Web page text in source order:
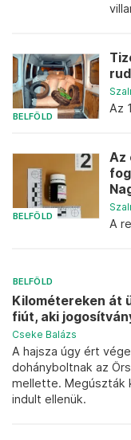
BELFÖLD
Az
BELFÖLD
Az
A
BELFÖLD
Kilométereken át
fiút, aki
Cseke Balázs
A hajsza úgy ért
dohányboltnak az
mellette. Megúszták
indult ellenük.